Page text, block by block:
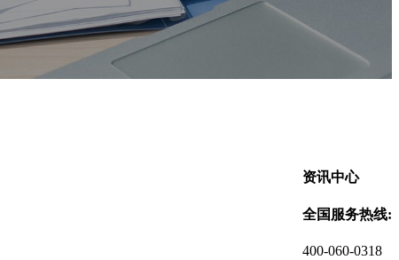
资讯中心
全国服务热线:
400-060-0318